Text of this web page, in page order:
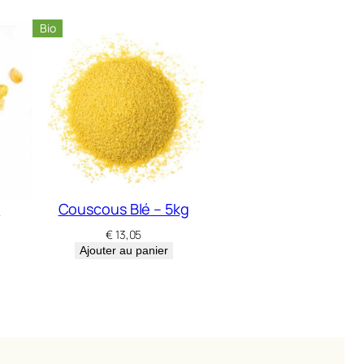
Bio
Couscous Blé – 5kg
€13,05
Ajouter au panier